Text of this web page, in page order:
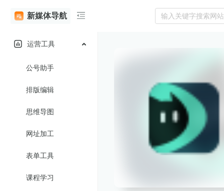
新媒体导航
运营工具
公号助手
排版编辑
思维导图
网址加工
表单工具
课程学习